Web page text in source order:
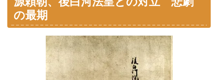
の最期